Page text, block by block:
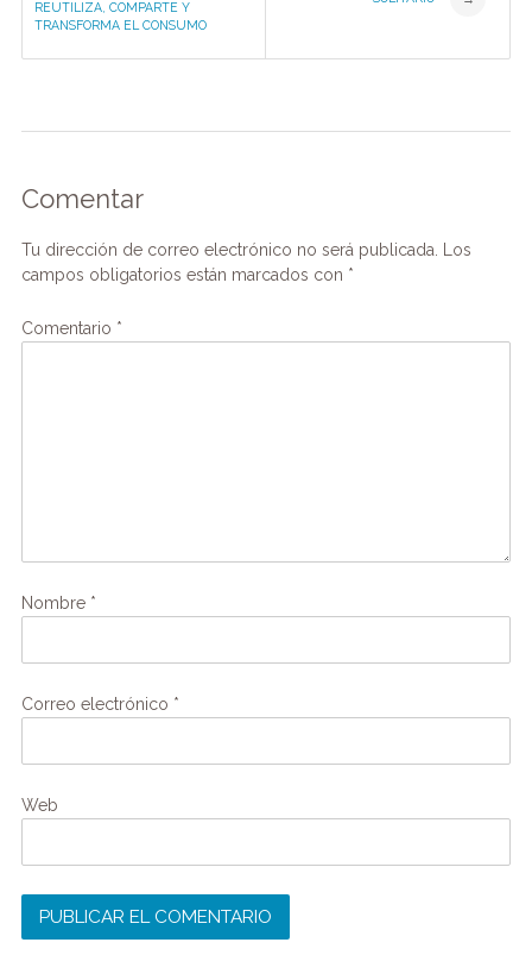
navigation
REUTILIZA, COMPARTE Y
TRANSFORMA EL CONSUMO
Comentar
Tu dirección de correo electrónico no será publicada.
Los
campos obligatorios están marcados con *
Comentario *
Nombre *
Correo electrónico *
Web